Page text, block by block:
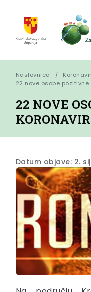
Naslovnica
22 nove osobe
22 NOVE
Datum objave: 2.